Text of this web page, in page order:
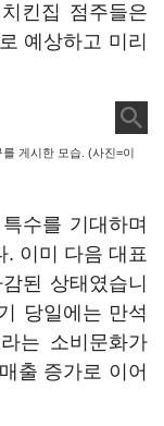
킨집 점주들은
예상하고 미리
게시한 모습. (사진=이
수를 기대하며
. 이미 다음 대표
된 상태였습니
당일에는 만석
는 소비문화가
출 증가로 이어